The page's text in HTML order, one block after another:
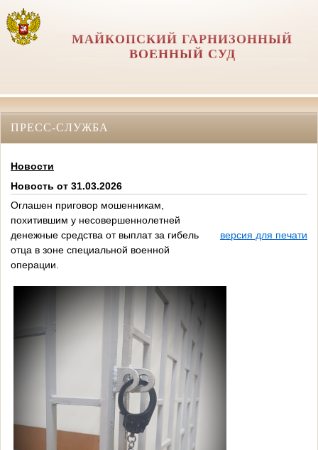
МАЙКОПСКИЙ ГАРНИЗОННЫЙ
ВОЕННЫЙ СУД
ПРЕСС-СЛУЖБА
Новости
Новость от 31.03.2026
Оглашен приговор мошенникам,
похитившим у несовершеннолетней
денежные средства от выплат за гибель
отца в зоне специальной военной
операции.
версия для печати